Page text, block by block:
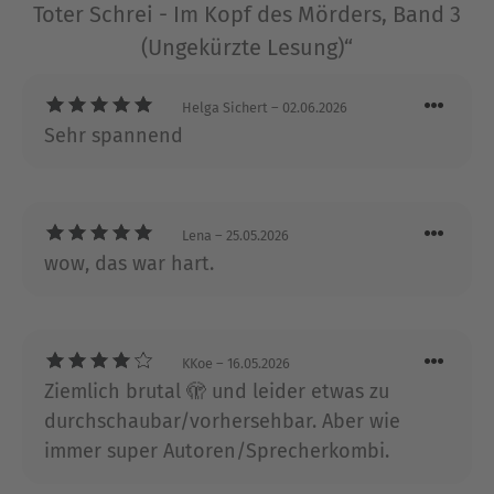
Über Arno Strobel
Arno Strobel, 1962 in Saarlouis geboren, studierte
Selbständigkeit als IT-Unternehmensberater ging
er nach Luxemburg, wo er seitdem bei einer
Schreiben begann er im Alter von fast vierzig
Jahren. Arno Strobel lebt heute mit seiner Familie
in der Nähe von Trier.
Toter Schrei - Im Kopf des Mörders, Band 3
(Ungekürzte Lesung)“
Helga Sichert – 02.06.2026
Sehr spannend
Lena – 25.05.2026
wow, das war hart.
KKoe – 16.05.2026
Ziemlich brutal 🫣 und leider etwas zu
durchschaubar/vorhersehbar. Aber wie
immer super Autoren/Sprecherkombi.